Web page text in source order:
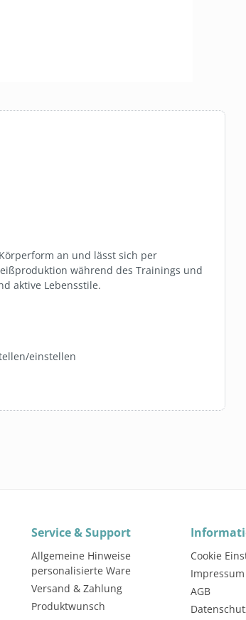
an und lässt sich per
während des Trainings und
aktive Lebensstile.
einstellen
ZUCKERROHR
Service & Support
Allgemeine Hinweise
personalisierte Ware
Versand & Zahlung
Produktwunsch
Cookie
Impressum
AGB